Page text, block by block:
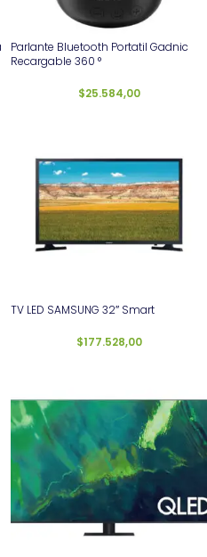
Parlante Bluetooth Portatil Gadnic
Recargable 360 °
$25.584,00
TV LED SAMSUNG 32″ Smart
$177.528,00